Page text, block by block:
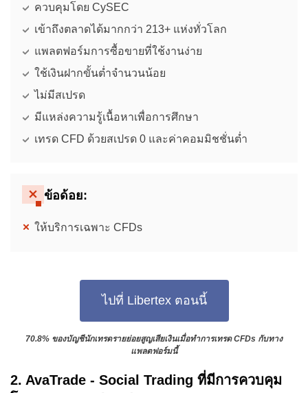
ควบคุมโดย CySEC
เข้าถึงตลาดได้มากกว่า 213+ แห่งทั่วโลก
แพลตฟอร์มการซื้อขายที่ใช้งานง่าย
ใช้เงินฝากขั้นต่ำจำนวนน้อย
ไม่มีสเปรด
มีแหล่งความรู้เนื้อหาเพื่อการศึกษา
เทรด CFD ด้วยสเปรด 0 และค่าคอมมิชชั่นต่ำ
ข้อด้อย:
ให้บริการเฉพาะ CFDs
ไปที่ Libertex ตอนนี้
70.8% ของบัญชีนักเทรดรายย่อยสูญเสียเงินเมื่อทำการเทรด CFDs กับทาง
แพลตฟอร์มนี้
2. AvaTrade - Social Trading ที่มีการควบคุม